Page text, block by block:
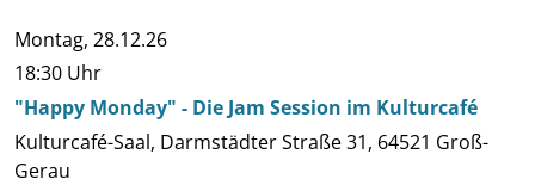
Montag, 28.12.26
18:30 Uhr
"Happy Monday" - Die Jam Session im Kulturcafé
Kulturcafé-Saal, Darmstädter Straße 31, 64521 Groß-
Gerau